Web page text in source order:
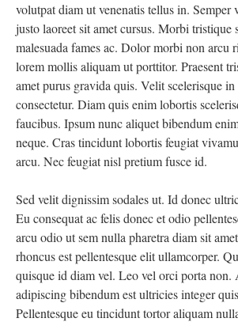
volutpat diam ut venenatis tellus in. Semper
justo laoreet sit amet cursus. Morbi tristique
malesuada fames ac. Dolor morbi non arcu
lorem mollis aliquam ut porttitor. Praesent
amet purus gravida quis. Velit scelerisque
consectetur. Diam quis enim lobortis
faucibus. Ipsum nunc aliquet bibendum
neque. Cras tincidunt lobortis feugiat
arcu. Nec feugiat nisl pretium fusce id.
Sed velit dignissim sodales ut. Id donec
Eu consequat ac felis donec et odio
arcu odio ut sem nulla pharetra diam sit
rhoncus est pellentesque elit ullamcorper.
quisque id diam vel. Leo vel orci porta non.
adipiscing bibendum est ultricies integer
Pellentesque eu tincidunt tortor aliquam